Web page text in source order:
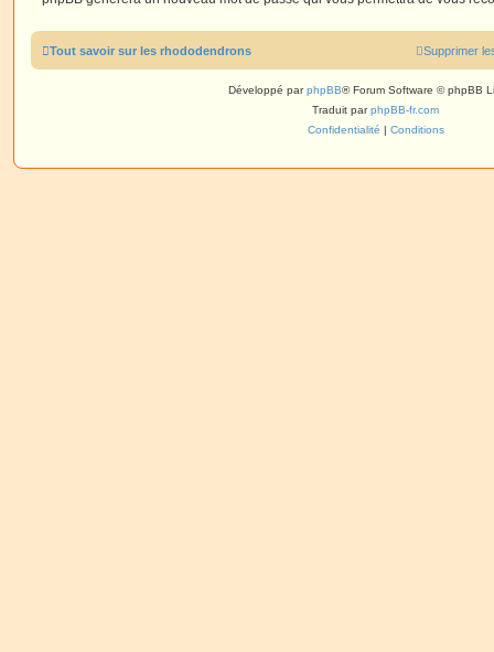
Tout savoir sur les rhododendrons Supprimer
Développé parphpBB® Forum Software © phpBB
Traduit parphpBB-fr.com
Confidentialité | Conditions